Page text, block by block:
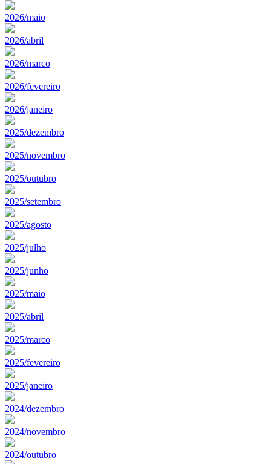
2026/maio
2026/abril
2026/marco
2026/fevereiro
2026/janeiro
2025/dezembro
2025/novembro
2025/outubro
2025/setembro
2025/agosto
2025/julho
2025/junho
2025/maio
2025/abril
2025/marco
2025/fevereiro
2025/janeiro
2024/dezembro
2024/novembro
2024/outubro